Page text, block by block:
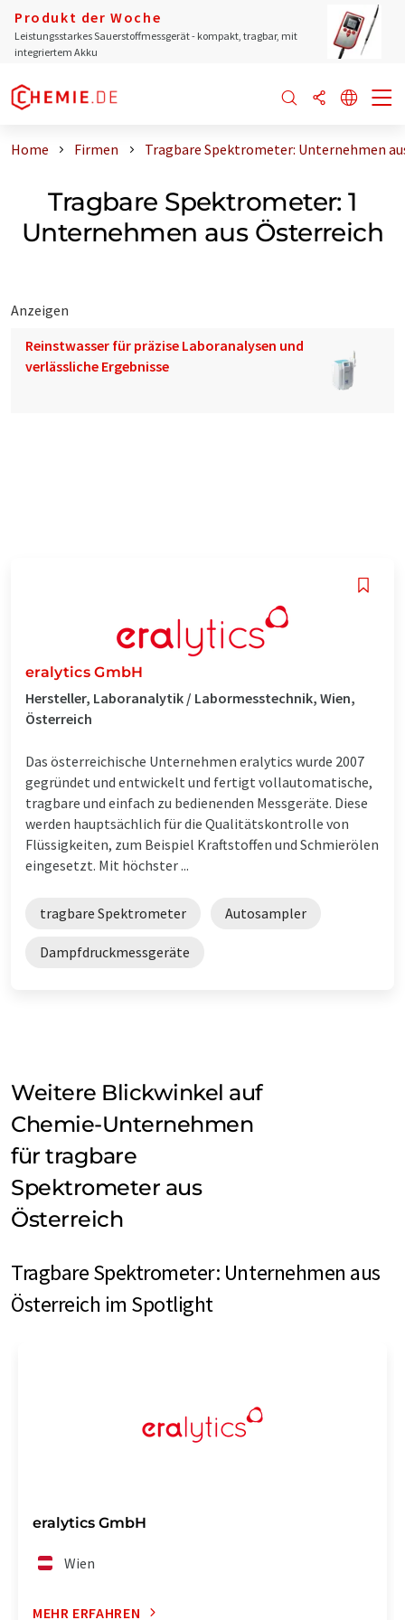
Produkt der Woche
Leistungsstarkes Sauerstoffmessgerät - kompakt, tragbar, mit
integriertem Akku
Home Firmen Tragbare Spektrometer: Unternehmen
Tragbare Spektrometer: 1
Unternehmen aus Österreich
Anzeigen
Reinstwasser für präzise Laboranalysen und
verlässliche Ergebnisse
eralytics GmbH
Hersteller, Laboranalytik / Labormesstechnik, Wien,
Österreich
Das österreichische Unternehmen eralytics wurde 2007
gegründet und entwickelt und fertigt vollautomatische,
tragbare und einfach zu bedienenden Messgeräte. Diese
werden hauptsächlich für die Qualitätskontrolle von
Flüssigkeiten, zum Beispiel Kraftstoffen und Schmierölen
eingesetzt. Mit höchster ...
tragbare Spektrometer Autosampler
Dampfdruckmessgeräte
Weitere Blickwinkel auf
Chemie-Unternehmen
für tragbare
Spektrometer aus
Österreich
Tragbare Spektrometer: Unternehmen aus
Österreich im Spotlight
eralytics GmbH
Wien
MEHR ERFAHREN